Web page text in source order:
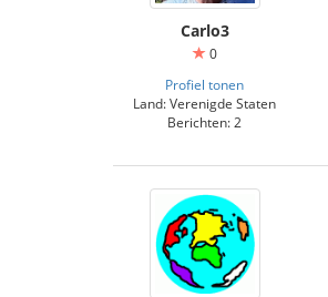
Carlo3
0
Profiel tonen
Land: Verenigde Staten
Berichten: 2